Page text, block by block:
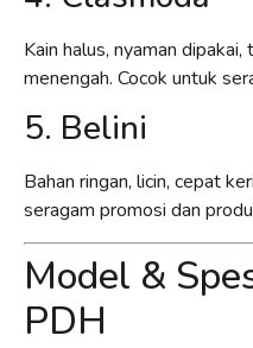
Kain halus, nyaman
menengah. Cocok untuk
5. Belini
Bahan ringan, licin, cepat
seragam promosi dan
Model &
PDH